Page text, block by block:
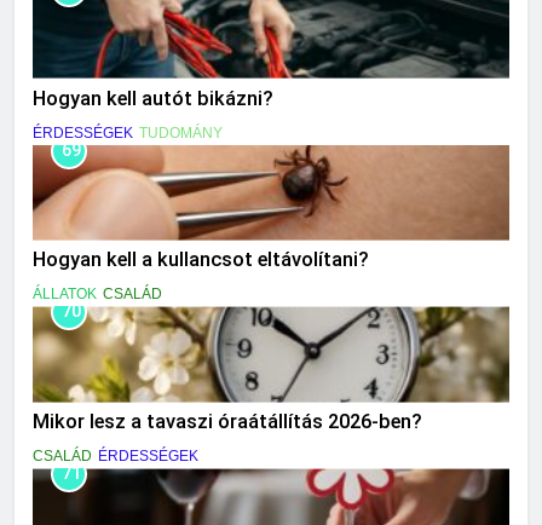
Hogyan kell autót bikázni?
ÉRDESSÉGEK TUDOMÁNY
69
Hogyan kell a kullancsot eltávolítani?
ÁLLATOK CSALÁD
70
Mikor lesz a tavaszi óraátállítás 2026-ben?
CSALÁD ÉRDESSÉGEK
71